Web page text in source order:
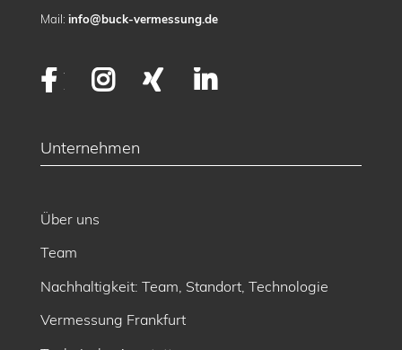
Mail: info@buck-vermessung.de
FacebookInstagram
XING
Unternehmen
Über uns
Team
Nachhaltigkeit: Team, Standort, Technologie
Vermessung Frankfurt